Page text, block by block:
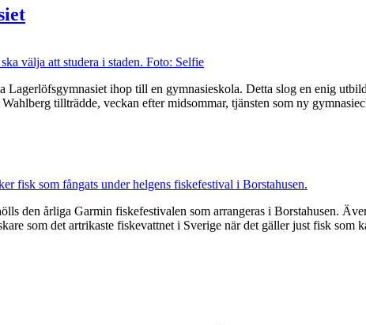
ihop till en gymnasieskola. Detta slog en enig
tillträdde, veckan efter midsommar, tjänsten som ny
den årliga Garmin fiskefestivalen som arrangeras i Borstahusen.
som det artrikaste fiskevattnet i Sverige när det gäller just fisk som